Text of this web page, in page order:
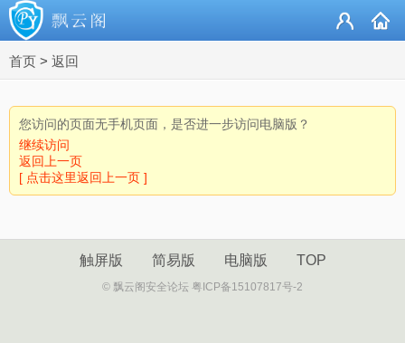
首页 > 返回
您访问的页面无手机页面，是否进一步访问电脑版？
继续访问
返回上一页
[ 点击这里返回上一页 ]
触屏版 简易版 电脑版 TOP
© 飘云阁安全论坛 粤ICP备15107817号-2